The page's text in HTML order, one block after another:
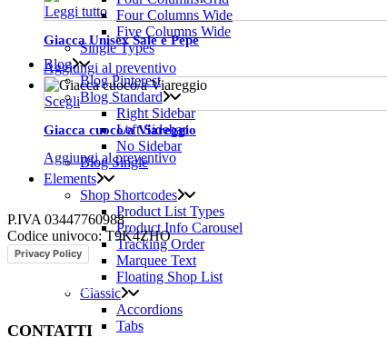
Four Columns Wide
Five Columns Wide
Single Types
Blog
Blog Pinterest
Blog Standard
Right Sidebar
Left Sidebar
No Sidebar
Blog Single
Elements
Shop Shortcodes
Product List Types
Product Info Carousel
Tracking Order
Marquee Text
Floating Shop List
Classic
Accordions
Tabs
opzioni
possono
essere
scelte
nella
pagina
prodotto
Leggi tutto
Giacca Unisex Sale e Pepe
Aggiungi al preventivo
ScegliQuesto
prodotto
ha
più
varianti.
Le
opzioni
possono
essere
scelte
nella
pagina
del
prodotto
Giacca cuoco/a Viareggio
Aggiungi al preventivo
P.IVA 03447760988
Codice univoco: T9K4ZHO
Privacy Policy
www.iseoweb.it
CONTATTI